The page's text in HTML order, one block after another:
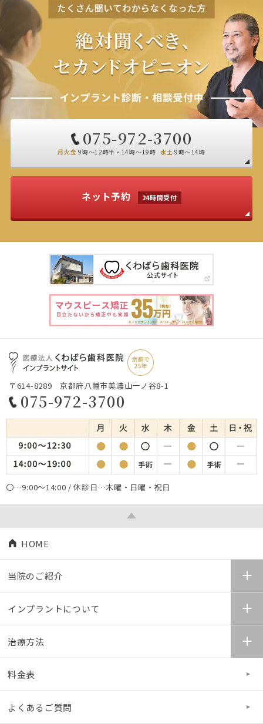
075-972-3700
月火金 9時～12時半・14時～19時 水土 9時～14時
ネット予約 24時間受付
〒614-8289 京都府八幡市美濃山一ノ谷8-1
075-972-3700
〇…9:00～14:00 / 休診日…木曜・日曜・祝日
HOME
当院のご紹介
インプラントについて
治療方法
料金表
よくあるご質問